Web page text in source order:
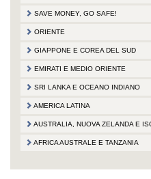
SAVE MONEY, GO SAFE!
ORIENTE
GIAPPONE E COREA DEL SUD
EMIRATI E MEDIO ORIENTE
SRI LANKA E OCEANO INDIANO
AMERICA LATINA
AUSTRALIA, NUOVA ZELANDA E
AFRICA AUSTRALE E TANZANIA